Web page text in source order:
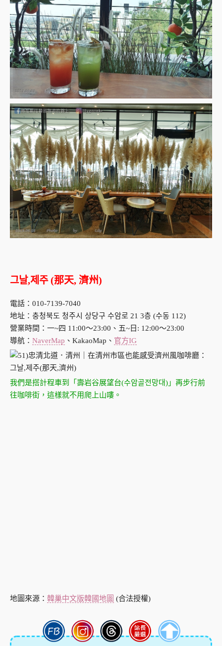
그날,제주 (那天, 濟州)
電話：010-7139-7040
地址：충청북도 청주시 상당구 수암로 21 3층 (수동 112)
營業時間：一~四 11:00～23:00、五~日: 12:00～23:00
導航： NaverMap 、KakaoMap、 官方IG
我們是搭計程車到「壽岩谷展望台(수암골전망대)」再步行前
往咖啡街，這樣就不用爬上山嘍。
地圖來源： 韓巢中文版韓國地圖 (合法授權)